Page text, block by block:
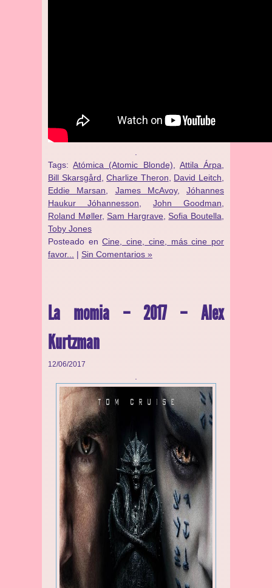
Tags:Atómica (Atomic Blonde) Attila Árpa
Bill Skarsgård ,Charlize Theron David Leitch
Eddie Marsan
James McAvoy, Jóhannes
Haukur Jóhannesson
John Goodman
Roland Møller, Sam Hargrave, Sofia Boutella
Toby Jones
Posteado enCine, cine, cine, más cine por
favor...
| Sin Comentarios »
La momia – 2017 – Alex
Kurtzman
12/06/2017